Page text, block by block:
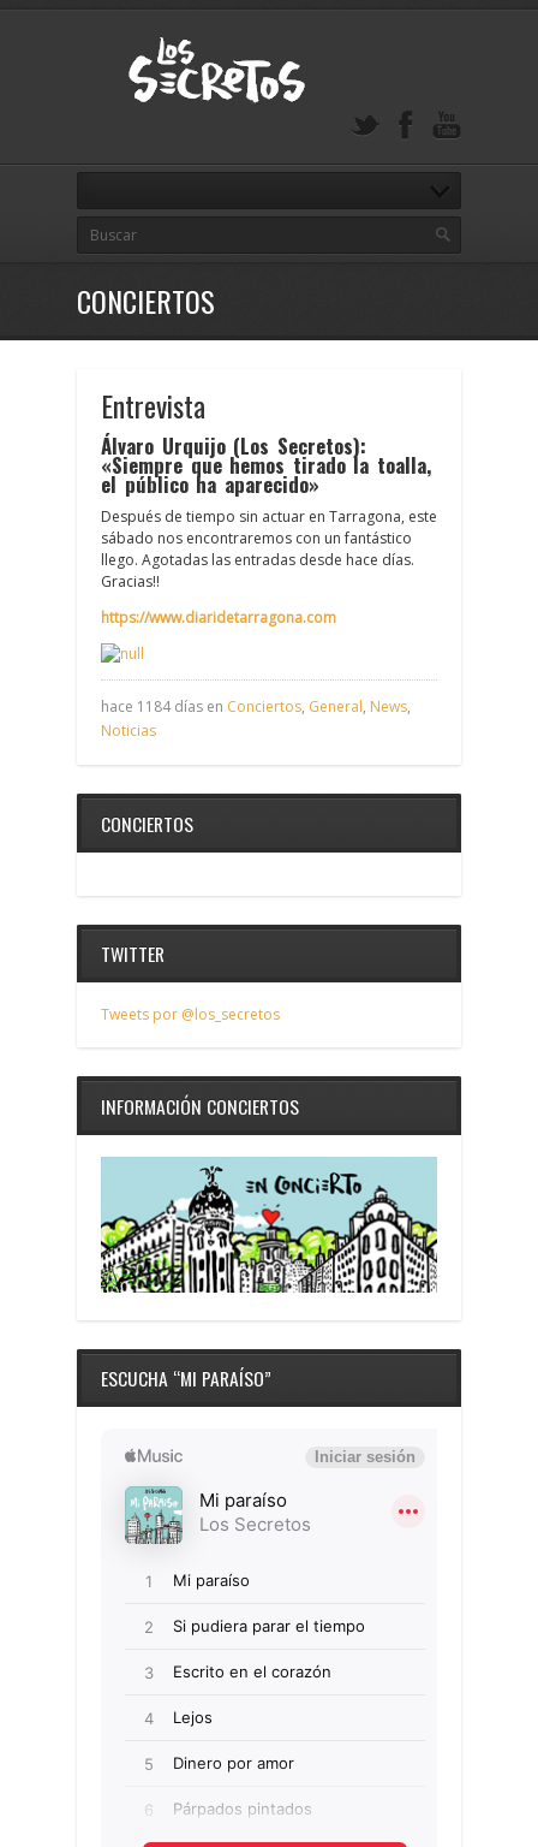
CONCIERTOS
Entrevista
Álvaro Urquijo (Los Secretos):
«Siempre que hemos tirado la toalla,
el público ha aparecido»
Después de tiempo sin actuar en Tarragona, este
sábado nos encontraremos con un fantástico
llego. Agotadas las entradas desde hace días.
Gracias!!
https://www.diaridetarragona.com
hace 1184 días en Conciertos, General, News,
Noticias
CONCIERTOS
TWITTER
Tweets por @los_secretos
INFORMACIÓN CONCIERTOS
ESCUCHA “MI PARAÍSO”